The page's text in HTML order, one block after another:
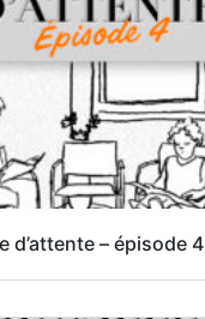
d’attente – épisode 4